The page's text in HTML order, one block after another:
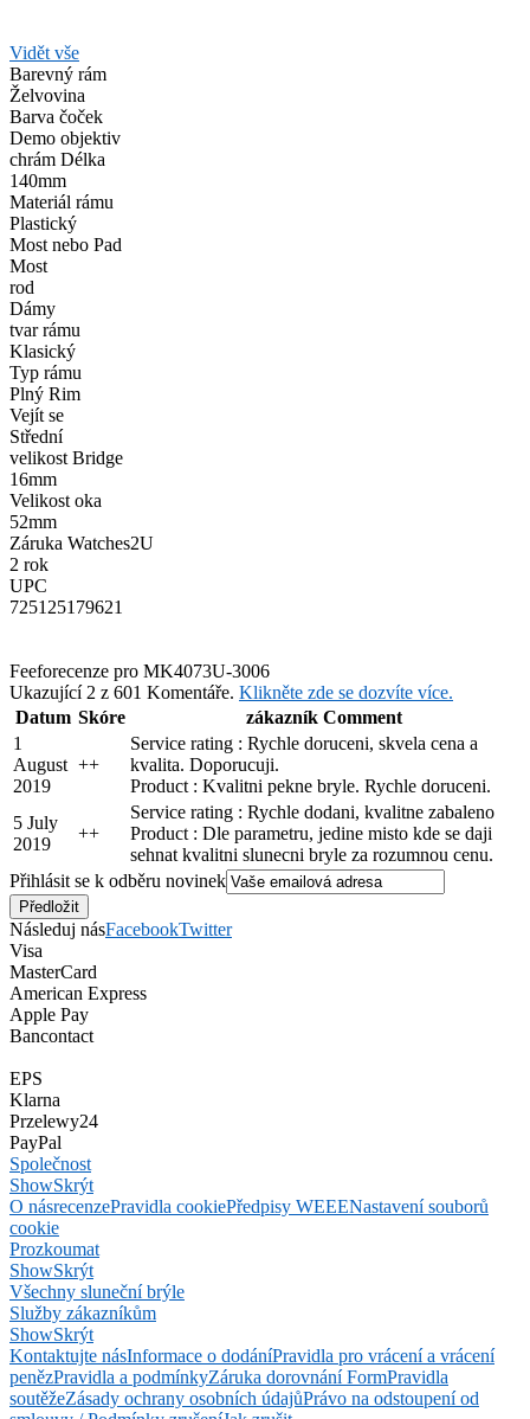
Vidět vše
Barevný rám
Želvovina
Barva čoček
Demo objektiv
chrám Délka
140mm
Materiál rámu
Plastický
Most nebo Pad
Most
rod
Dámy
tvar rámu
Klasický
Typ rámu
Plný Rim
Vejít se
Střední
velikost Bridge
16mm
Velikost oka
52mm
Záruka Watches2U
2 rok
UPC
725125179621
Feeforecenze pro MK4073U-3006
Ukazující 2 z 601 Komentáře. Klikněte zde se dozvíte více.
Datum Skóre
zákazník Comment
1
August
2019
++
Service rating : Rychle doruceni, skvela cena a
kvalita. Doporucuji.
Product : Kvalitni pekne bryle. Rychle doruceni.
5 July
2019
++
Service rating : Rychle dodani, kvalitne zabaleno
Product : Dle parametru, jedine misto kde se daji
sehnat kvalitni slunecni bryle za rozumnou cenu.
Přihlásit se k odběru novinek
Následuj násFacebookTwitter
Visa
MasterCard
American Express
Apple Pay
Bancontact
EPS
Klarna
Przelewy24
PayPal
Společnost
ShowSkrýt
O násrecenzePravidla cookiePředpisy WEEENastavení souborů
cookie
Prozkoumat
ShowSkrýt
Všechny sluneční brýle
Služby zákazníkům
ShowSkrýt
Kontaktujte násInformace o dodáníPravidla pro vrácení a vrácení
penězPravidla a podmínkyZáruka dorovnání FormPravidla
soutěžeZásady ochrany osobních údajůPrávo na odstoupení od